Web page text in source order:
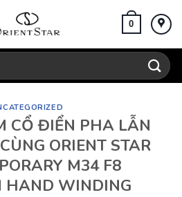
0
CỔ ĐIỂN PHA LẪN
ORIENT STAR
M34 F8
HAND WINDING